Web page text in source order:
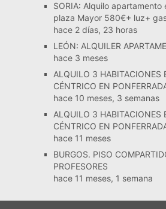
SORIA: Alquilo apartamento
plaza Mayor 580€+ luz+
hace 2 días, 23 horas
LEÓN: ALQUILER
hace 3 meses
ALQUILO 3 HABITACIONES
CÉNTRICO EN
hace 10 meses, 3 semanas
ALQUILO 3 HABITACIONES
CÉNTRICO EN
hace 11 meses
BURGOS. PISO
PROFESORES
hace 11 meses, 1 semana